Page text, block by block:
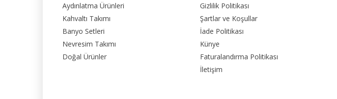
Aydınlatma Ürünleri
Kahvaltı Takımı
Banyo Setleri
Nevresim Takımı
Doğal Ürünler
Gizlilik Politikası
Şartlar ve Koşullar
İade Politikası
Künye
Faturalandırma Politikası
İletişim